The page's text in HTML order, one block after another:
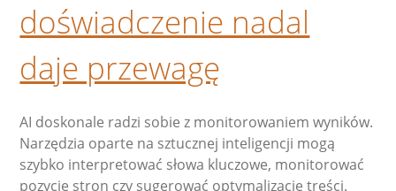
doświadczenie nadal
daje przewagę
AI doskonale radzi sobie z monitorowaniem wyników.
Narzędzia oparte na sztucznej inteligencji mogą
szybko interpretować słowa kluczowe, monitorować
pozycje stron czy sugerować optymalizacje treści.